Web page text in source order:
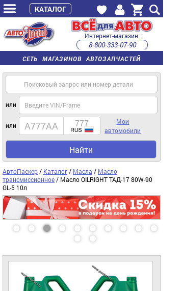
СЕТЬ МАГАЗИНОВ АВТОЗАПЧАСТЕЙ
Интернет-магазин:
8-800-333-07-90
часы работы с 9:00 до 22:00 (пн-пт)
или
или
Мои
автомобили
Найти
АвтоПаскер / Каталог / Масла / Масло
трансмиссионное / Масло OILRIGHT ТАД-17 80W-90
GL-5 10л
КАТАЛОГ